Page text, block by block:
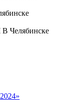
Челябинске